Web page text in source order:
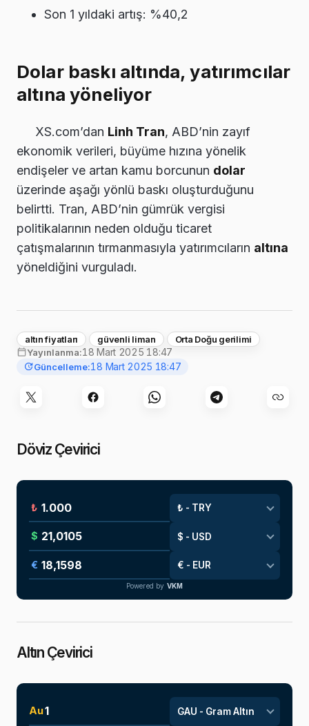
Son 1 yıldaki artış: %40,2
Dolar baskı altında, yatırımcılar
altına yöneliyor
XS.com’dan Linh Tran, ABD’nin zayıf
ekonomik verileri, büyüme hızına yönelik
endişeler ve artan kamu borcunun dolar
üzerinde aşağı yönlü baskı oluşturduğunu
belirtti. Tran, ABD’nin gümrük vergisi
politikalarının neden olduğu ticaret
çatışmalarının tırmanmasıyla yatırımcıların altına
yöneldiğini vurguladı.
altın fiyatları güvenli liman
Orta Doğu gerilimi
Yayınlanma:18 Mart 2025 18:47
Güncelleme:18 Mart 2025 18:47
Döviz Çevirici
₺
$
€
Powered by VKM
Altın Çevirici
Au